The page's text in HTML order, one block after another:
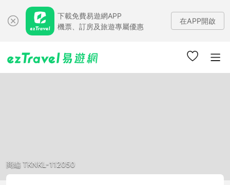
下載免費易遊網APP
機票、訂房及旅遊專屬優惠
在APP開啟
商編 TKNKL-112050